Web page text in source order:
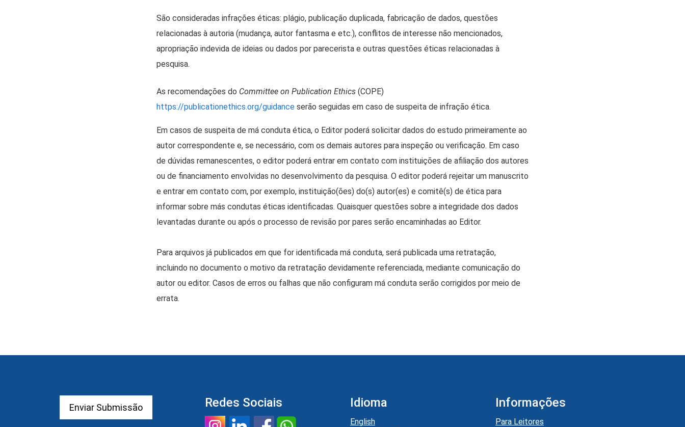
São consideradas infrações éticas: plágio, publicação duplicada, fabricação de dados, questões
relacionadas à autoria (mudança, autor fantasma e etc.), conflitos de interesse não mencionados,
apropriação indevida de ideias ou dados por parecerista e outras questões éticas relacionadas à
pesquisa.
As recomendações do Committee on Publication Ethics (COPE)
https://publicationethics.org/guidance serão seguidas em caso de suspeita de infração ética.
Em casos de suspeita de má conduta ética, o Editor poderá solicitar dados do estudo primeiramente ao
autor correspondente e, se necessário, com os demais autores para inspeção ou verificação. Em caso
de dúvidas remanescentes, o editor poderá entrar em contato com instituições de afiliação dos autores
ou de financiamento envolvidas no desenvolvimento da pesquisa. O editor poderá rejeitar um manuscrito
e entrar em contato com, por exemplo, instituição(ões) do(s) autor(es) e comitê(s) de ética para
informar sobre más condutas éticas identificadas. Quaisquer questões sobre a integridade dos dados
levantadas durante ou após o processo de revisão por pares serão encaminhadas ao Editor.
Para arquivos já publicados em que for identificada má conduta, será publicada uma retratação,
incluindo no documento o motivo da retratação devidamente referenciada, mediante comunicação do
autor ou editor. Casos de erros ou falhas que não configuram má conduta serão corrigidos por meio de
errata.
Enviar Submissão Redes Sociais Idioma
English
Informações
Para Leitores